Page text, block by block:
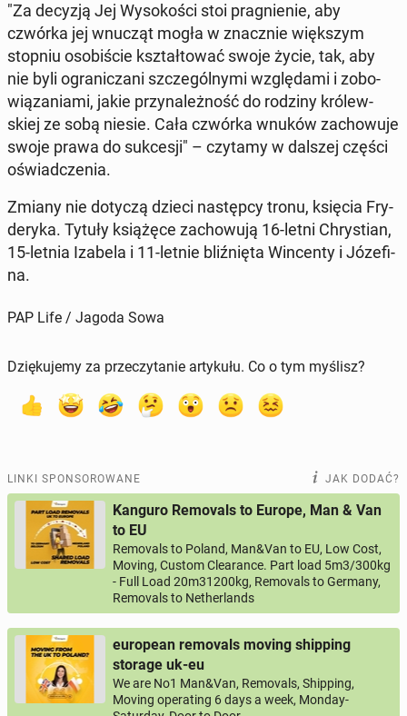
"Za decyzją Jej Wy­so­ko­ści stoi pra­gnie­nie, aby
czwórka jej wnucząt mogła w znacz­nie więk­szym
stopniu oso­bi­ście kształ­to­wać swoje życie, tak, aby
nie byli ogra­ni­cza­ni szcze­gól­ny­mi wzglę­da­mi i zo­bo­
wią­za­nia­mi, jakie przy­na­leż­ność do rodziny kró­lew­
skiej ze sobą niesie. Cała czwórka wnuków za­cho­wu­je
swoje prawa do suk­ce­sji" – czytamy w dalszej części
oświad­cze­nia.
Zmiany nie dotyczą dzieci na­stęp­cy tronu, księcia Fry­
de­ry­ka. Tytuły ksią­żę­ce za­cho­wu­ją 16-letni Chry­stian,
15-letnia Izabela i 11-letnie bliź­nię­ta Win­cen­ty i Jó­ze­fi­
na.
PAP Life / Jagoda Sowa
Dziękujemy za przeczytanie artykułu. Co o tym myślisz?
LINKI SPONSOROWANE JAK DODAĆ?
Kanguro Removals to Europe, Man & Van
to EU
Removals to Poland, Man&Van to EU, Low Cost,
Moving, Custom Clearance. Part load 5m3/300kg
- Full Load 20m31200kg, Removals to Germany,
Removals to Netherlands
european removals moving shipping
storage uk-eu
We are No1 Man&Van, Removals, Shipping,
Moving operating 6 days a week, Monday-